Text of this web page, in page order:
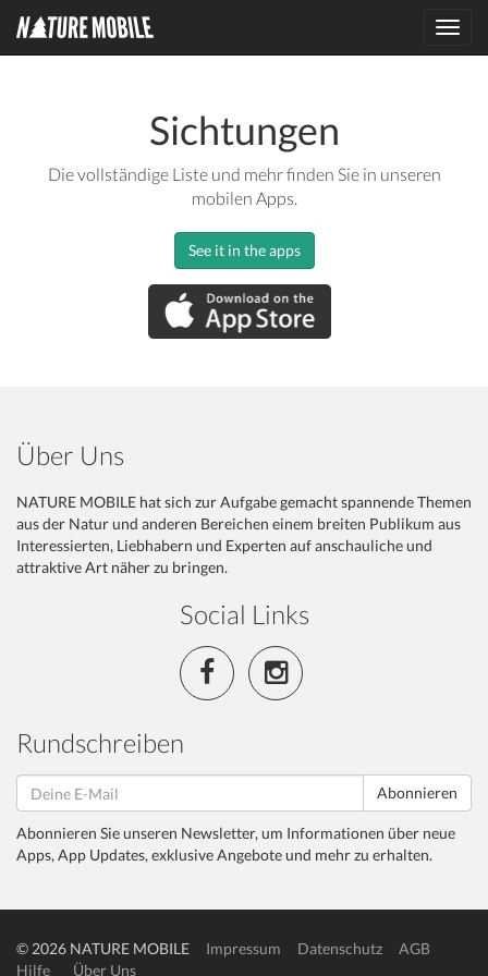
Sichtungen
Die vollständige Liste und mehr finden Sie in unseren
mobilen Apps.
See it in the apps
Über Uns
NATURE MOBILE hat sich zur Aufgabe gemacht spannende Themen
aus der Natur und anderen Bereichen einem breiten Publikum aus
Interessierten, Liebhabern und Experten auf anschauliche und
attraktive Art näher zu bringen.
Social Links
Rundschreiben
Abonnieren
Abonnieren Sie unseren Newsletter, um Informationen über neue
Apps, App Updates, exklusive Angebote und mehr zu erhalten.
© 2026 NATURE MOBILE Impressum Datenschutz
AGB
Hilfe
Über Uns